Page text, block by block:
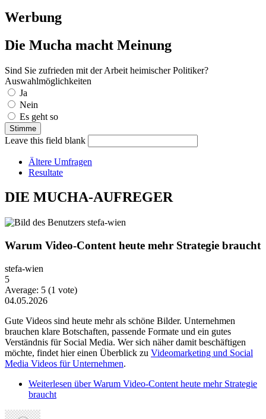
Werbung
Die Mucha macht Meinung
Sind Sie zufrieden mit der Arbeit heimischer Politiker?
Auswahlmöglichkeiten
Ja
Nein
Es geht so
Leave this field blank
Ältere Umfragen
Resultate
DIE MUCHA-AUFREGER
Warum Video-Content heute mehr Strategie braucht
stefa-wien
5
Average: 5 (1 vote)
04.05.2026
Gute Videos sind heute mehr als schöne Bilder. Unternehmen
brauchen klare Botschaften, passende Formate und ein gutes
Verständnis für Social Media. Wer sich näher damit beschäftigen
möchte, findet hier einen Überblick zu Videomarketing und Social
Media Videos für Unternehmen.
Weiterlesen über Warum Video-Content heute mehr Strategie
braucht